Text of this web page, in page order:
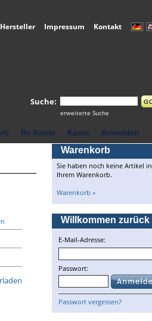
Suche:
erweiterte Suche
Impressum Kontakt
Ihr Konto Kasse Anmelden
Warenkorb
Sie haben noch keine Artikel in
Ihrem Warenkorb.
Warenkorb »
Willkommen zurück
E-Mail-Adresse:
Passwort:
Passwort vergessen?